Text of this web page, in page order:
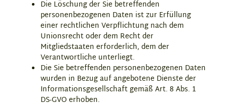
Die Löschung der Sie betreffenden
personenbezogenen Daten ist zur Erfüllung
einer rechtlichen Verpflichtung nach dem
Unionsrecht oder dem Recht der
Mitgliedstaaten erforderlich, dem der
Verantwortliche unterliegt.
Die Sie betreffenden personenbezogenen Daten
wurden in Bezug auf angebotene Dienste der
Informationsgesellschaft gemäß Art. 8 Abs. 1
DS-GVO erhoben.